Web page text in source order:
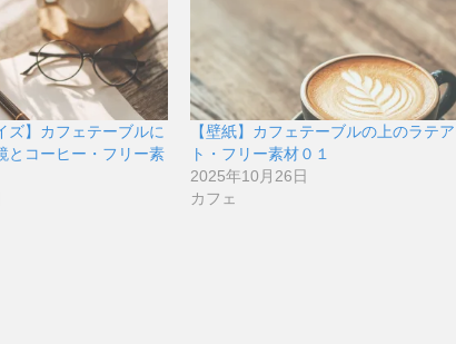
ズ】カフェテーブルに
とコーヒー・フリー素
【壁紙】カフェテーブルの上のラテ
ト・フリー素材０１
2025年10月26日
カフェ